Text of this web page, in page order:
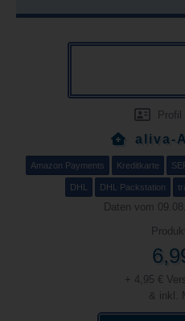
Profil
aliva-
Amazon Payments Kreditkarte
DHL DHL Packstation
Daten vom
+ 4,95 €
& inkl.